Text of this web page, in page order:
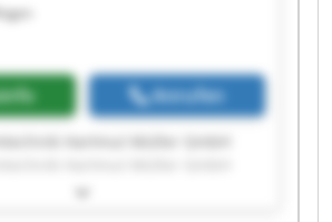
Anrufen
Hartmut Müller GmbH
Hartmut Müller GmbH